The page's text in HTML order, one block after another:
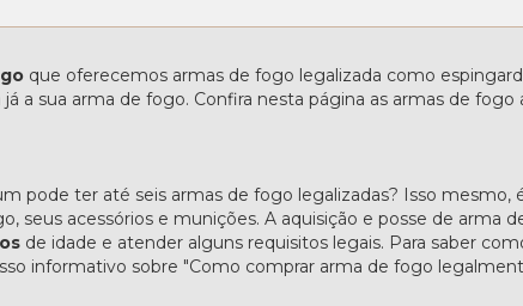
que oferecemos armas de fogo legalizada como
a sua arma de fogo. Confira nesta página as armas de fogo
pode ter até seis armas de fogo legalizadas? Isso mesmo,
seus acessórios e munições. A aquisição e posse de arma
de idade e atender alguns requisitos legais. Para saber
informativo sobre "Como comprar arma de fogo